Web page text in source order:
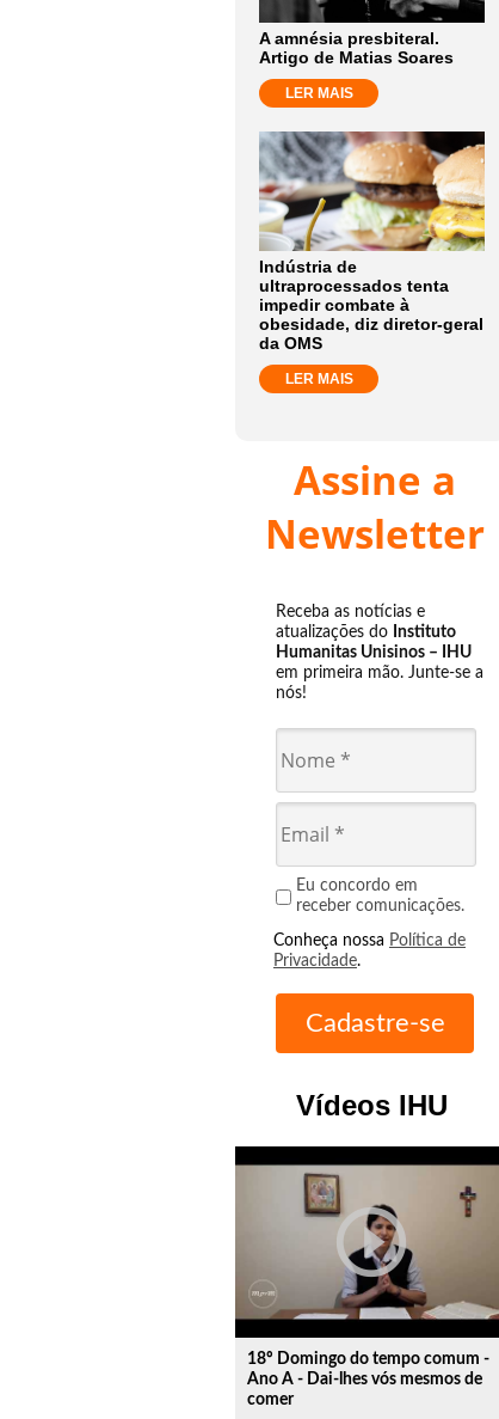
A amnésia presbiteral.
Artigo de Matias Soares
LER MAIS
Indústria de
ultraprocessados tenta
impedir combate à
obesidade, diz diretor-geral
da OMS
LER MAIS
Assine a
Newsletter
Receba as notícias e
atualizações do Instituto
Humanitas Unisinos – IHU
em primeira mão. Junte-se a
nós!
Eu concordo em
receber comunicações.
Conheça nossa Política de
Privacidade.
Vídeos IHU
play_circle_outline
18º Domingo do tempo comum -
Ano A - Dai-lhes vós mesmos de
comer